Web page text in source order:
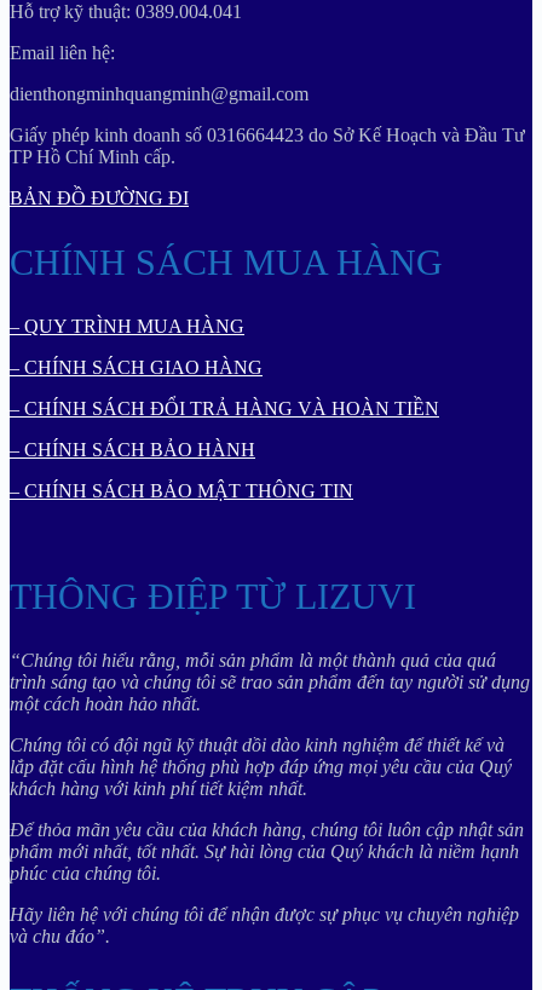
Hỗ trợ kỹ thuật: 0389.004.041
Email liên hệ:
dienthongminhquangminh@gmail.com
Giấy phép kinh doanh số 0316664423 do Sở Kế Hoạch và Đầu Tư
TP Hồ Chí Minh cấp.
BẢN ĐỒ ĐƯỜNG ĐI
CHÍNH SÁCH MUA HÀNG
– QUY TRÌNH MUA HÀNG
– CHÍNH SÁCH GIAO HÀNG
– CHÍNH SÁCH ĐỔI TRẢ HÀNG VÀ HOÀN TIỀN
– CHÍNH SÁCH BẢO HÀNH
– CHÍNH SÁCH BẢO MẬT THÔNG TIN
THÔNG ĐIỆP TỪ LIZUVI
“Chúng tôi hiểu rằng, mỗi sản phẩm là một thành quả của quá
trình sáng tạo và chúng tôi sẽ trao sản phẩm đến tay người sử dụng
một cách hoàn hảo nhất.
Chúng tôi có đội ngũ kỹ thuật dồi dào kinh nghiệm để thiết kế và
lắp đặt cấu hình hệ thống phù hợp đáp ứng mọi yêu cầu của Quý
khách hàng với kinh phí tiết kiệm nhất.
Để thỏa mãn yêu cầu của khách hàng, chúng tôi luôn cập nhật sản
phẩm mới nhất, tốt nhất. Sự hài lòng của Quý khách là niềm hạnh
phúc của chúng tôi.
Hãy liên hệ với chúng tôi để nhận được sự phục vụ chuyên nghiệp
và chu đáo”.